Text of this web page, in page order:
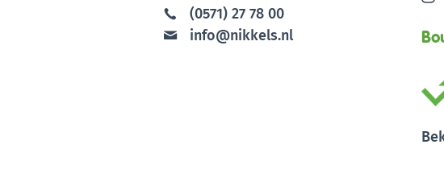
(0571) 27 78 00
info@nikkels.nl